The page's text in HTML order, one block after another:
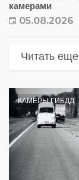
камерами
05.08.2026
Читать еще
КАМЕРЫ ГИБДД